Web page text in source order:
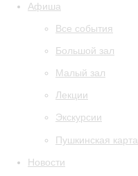
Афиша
Все события
Большой зал
Малый зал
Лекции
Экскурсии
Пушкинская карта
Новости